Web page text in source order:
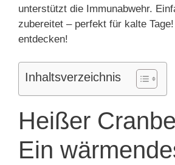
unterstützt die Immunabwehr.
zubereitet – perfekt für kalte
entdecken!
Inhaltsverzeichnis
Heißer
Ein